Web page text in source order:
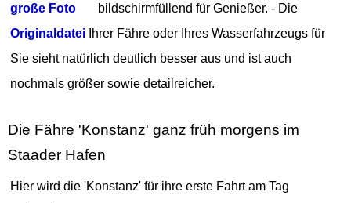
große Foto
bildschirmfüllend für Genießer. - Die
Originaldatei Ihrer Fähre oder Ihres Wasserfahrzeugs für
Sie sieht natürlich deutlich besser aus und ist auch
nochmals größer sowie detailreicher.
Die Fähre 'Konstanz' ganz früh morgens im
Staader Hafen
Hier wird die 'Konstanz' für ihre erste Fahrt am Tag